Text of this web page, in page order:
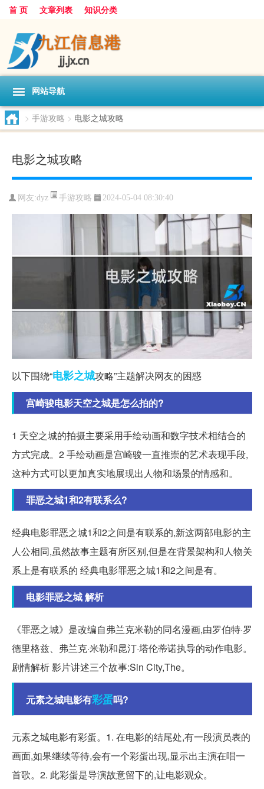
首 页 文章列表 知识分类
网站导航
> 手游攻略 > 电影之城攻略
电影之城攻略
网友:dyz 手游攻略 2024-05-04 08:30:40
以下围绕“电影之城攻略”主题解决网友的困惑
宫崎骏电影天空之城是怎么拍的?
1 天空之城的拍摄主要采用手绘动画和数字技术相结合的
方式完成。2 手绘动画是宫崎骏一直推崇的艺术表现手段,
这种方式可以更加真实地展现出人物和场景的情感和。
罪恶之城1和2有联系么?
经典电影罪恶之城1和2之间是有联系的,新这两部电影的主
人公相同,虽然故事主题有所区别,但是在背景架构和人物关
系上是有联系的 经典电影罪恶之城1和2之间是有。
电影罪恶之城 解析
《罪恶之城》是改编自弗兰克米勒的同名漫画,由罗伯特·罗
德里格兹、弗兰克·米勒和昆汀·塔伦蒂诺执导的动作电影。
剧情解析 影片讲述三个故事:Sin City,The。
元素之城电影有彩蛋吗?
元素之城电影有彩蛋。1. 在电影的结尾处,有一段演员表的
画面,如果继续等待,会有一个彩蛋出现,显示出主演在唱一
首歌。2. 此彩蛋是导演故意留下的,让电影观众。